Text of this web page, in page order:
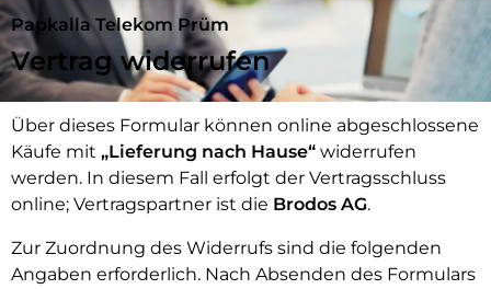
Papkalla Telekom Prüm
Vertrag widerrufen
Über dieses Formular können online abgeschlossene
Käufe mit „Lieferung nach Hause“ widerrufen
werden. In diesem Fall erfolgt der Vertragsschluss
online; Vertragspartner ist die Brodos AG.
Zur Zuordnung des Widerrufs sind die folgenden
Angaben erforderlich. Nach Absenden des Formulars